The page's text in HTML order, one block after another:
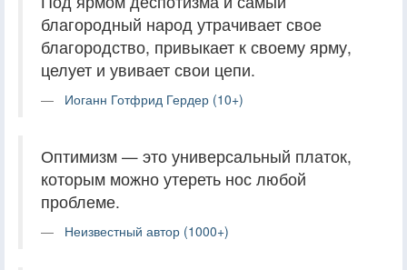
благородный народ утрачивает свое
благородство, привыкает к своему ярму,
целует и увивает свои цепи.
Иоганн Готфрид Гердер (10+)
Оптимизм — это универсальный платок,
которым можно утереть нос любой
проблеме.
Неизвестный автор (1000+)